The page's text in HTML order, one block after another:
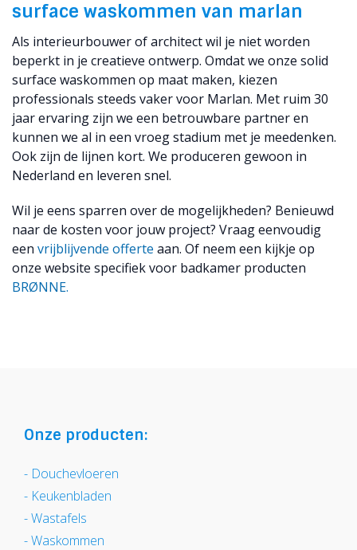
surface waskommen van marlan
Als interieurbouwer of architect wil je niet worden
beperkt in je creatieve ontwerp. Omdat we onze solid
surface waskommen op maat maken, kiezen
professionals steeds vaker voor Marlan. Met ruim 30
jaar ervaring zijn we een betrouwbare partner en
kunnen we al in een vroeg stadium met je meedenken.
Ook zijn de lijnen kort. We produceren gewoon in
Nederland en leveren snel.
Wil je eens sparren over de mogelijkheden? Benieuwd
naar de kosten voor jouw project? Vraag eenvoudig
een vrijblijvende offerte aan. Of neem een kijkje op
onze website specifiek voor badkamer producten
BRØNNE.
Onze producten
Douchevloeren
Keukenbladen
Wastafels
Waskommen